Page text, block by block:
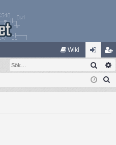
Wiki
og
ga
li
m
Sök